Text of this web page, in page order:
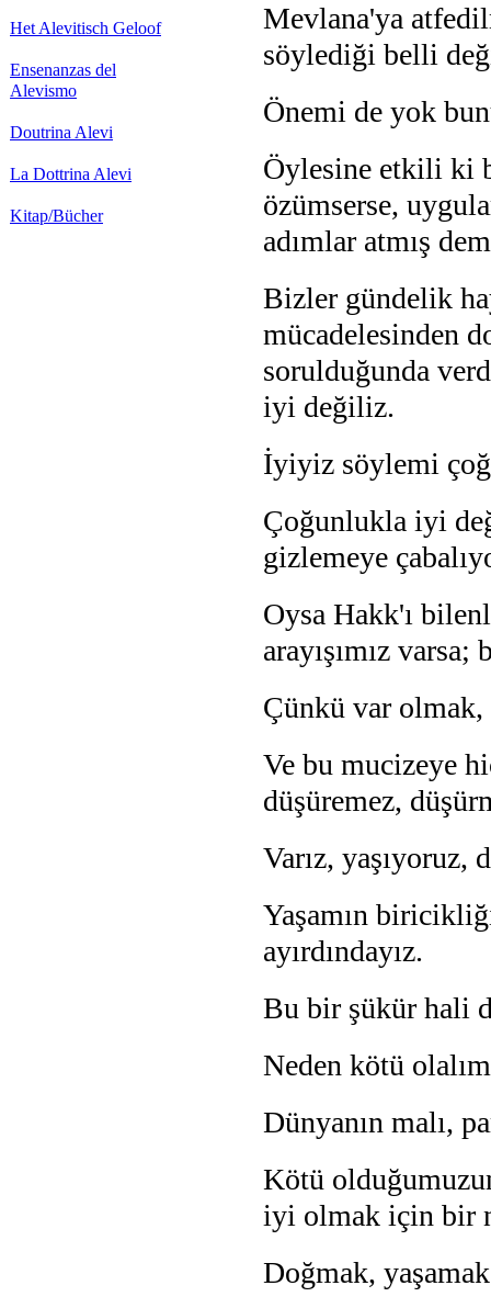
Het Alevitisch Geloof
Ensenanzas del
Alevismo
Doutrina Alevi
La Dottrina Alevi
Kitap/Bücher
Mevlana'ya
söylediği belli
Önemi de yok
Öylesine etkili ki
özümserse,
adımlar atmış
Bizler gündelik
mücadelesinden
sorulduğunda
iyi değiliz.
İyiyiz söylemi
Çoğunlukla iyi
gizlemeye
Oysa Hakk'ı
arayışımız
Çünkü var olmak,
Ve bu mucizeye
düşüremez,
Varız, yaşıyoruz,
Yaşamın
ayırdındayız.
Bu bir şükür hali
Neden kötü
Dünyanın malı,
Kötü
iyi olmak için bir
Doğmak,